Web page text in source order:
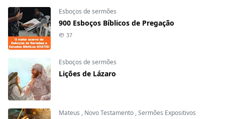
Esboços de sermões
900 Esboços Bíblicos de Pregação
37
Esboços de sermões
Lições de Lázaro
Mateus , Novo Testamento ,Sermões Expositivos